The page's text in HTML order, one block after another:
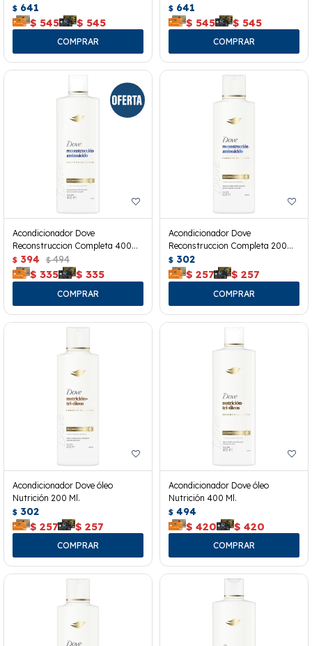
$ 641
$ 545 $ 545
$ 641
$ 545 $ 545
Acondicionador Dove
Reconstruccion Completa 400
Ml.
$ 394 $ 494
$ 335 $ 335
Acondicionador Dove
Reconstruccion Completa 200
Ml.
$ 302
$ 257 $ 257
Acondicionador Dove óleo
Nutrición 200 Ml.
$ 302
$ 257 $ 257
Acondicionador Dove óleo
Nutrición 400 Ml.
$ 494
$ 420 $ 420